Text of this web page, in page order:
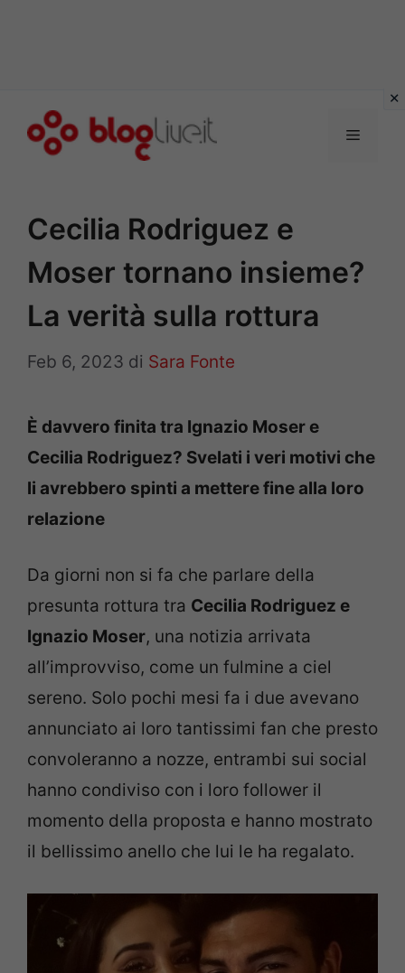
Menu
Cecilia Rodriguez e
Moser tornano insieme?
La verità sulla rottura
Feb 6, 2023 di Sara Fonte
È davvero finita tra Ignazio Moser e
Cecilia Rodriguez? Svelati i veri motivi che
li avrebbero spinti a mettere fine alla loro
relazione
Da giorni non si fa che parlare della
presunta rottura tra Cecilia Rodriguez e
Ignazio Moser, una notizia arrivata
all’improvviso, come un fulmine a ciel
sereno. Solo pochi mesi fa i due avevano
annunciato ai loro tantissimi fan che presto
convoleranno a nozze, entrambi sui social
hanno condiviso con i loro follower il
momento della proposta e hanno mostrato
il bellissimo anello che lui le ha regalato.